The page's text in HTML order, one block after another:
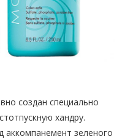
создан специально
хандру.
аккомпанемент зеленого